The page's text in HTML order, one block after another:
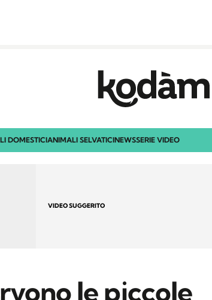
DOMESTICIANIMALI SELVATICINEWSSERIE VIDEO
VIDEO SUGGERITO
le piccole